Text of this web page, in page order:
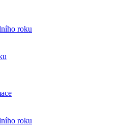
roku
roku